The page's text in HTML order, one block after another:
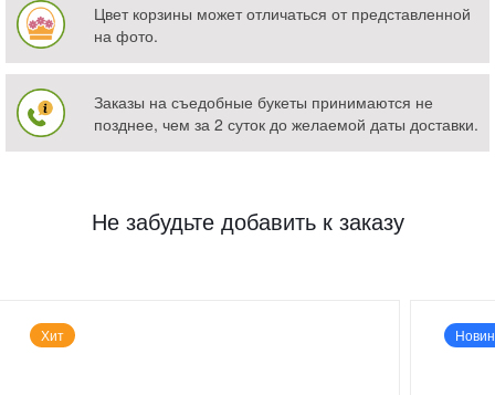
Цвет корзины может отличаться от представленной
на фото.
Заказы на съедобные букеты принимаются не
позднее, чем за 2 суток до желаемой даты доставки.
Не забудьте добавить к заказу
Хит